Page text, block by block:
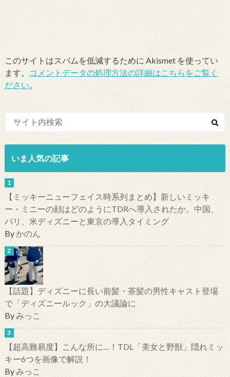
このサイトはスパムを低減するために Akismet を使ってい
ます。
コメントデータの処理方法の詳細はこちらをご覧く
ださい。
いま人気の記事
【ミッキーニューフェイス時系列まとめ】新しいミッキ
ー・ミニーの顔はどのようにTDRへ導入されたか。中国、
パリ、米ディズニーと東京の導入タイミング
Byかのん
【話題】ディズニーに長い前髪・茶髪の男性キャスト登場
で「ディズニールック」の大議論に
Byみっこ
【超高難易度】こんな所に…！TDL「美女と野獣」隠れミッ
キー6つを画像で解説！
Byみっこ